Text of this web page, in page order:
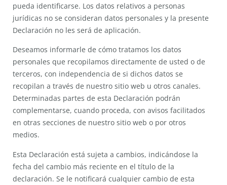
pueda identificarse. Los datos relativos a personas
jurídicas no se consideran datos personales y la presente
Declaración no les será de aplicación.
Deseamos informarle de cómo tratamos los datos
personales que recopilamos directamente de usted o de
terceros, con independencia de si dichos datos se
recopilan a través de nuestro sitio web u otros canales.
Determinadas partes de esta Declaración podrán
complementarse, cuando proceda, con avisos facilitados
en otras secciones de nuestro sitio web o por otros
medios.
Esta Declaración está sujeta a cambios, indicándose la
fecha del cambio más reciente en el título de la
declaración. Se le notificará cualquier cambio de esta